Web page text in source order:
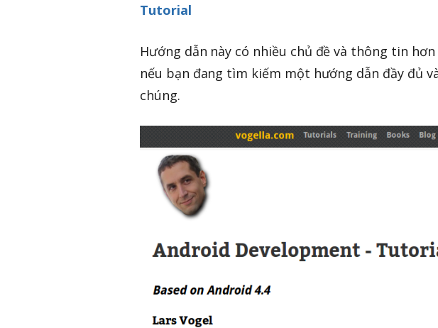
Tutorial
Hướng dẫn này có nhiều chủ đề và thông tin
nếu bạn đang tìm kiếm một hướng dẫn đầy đủ
chúng.